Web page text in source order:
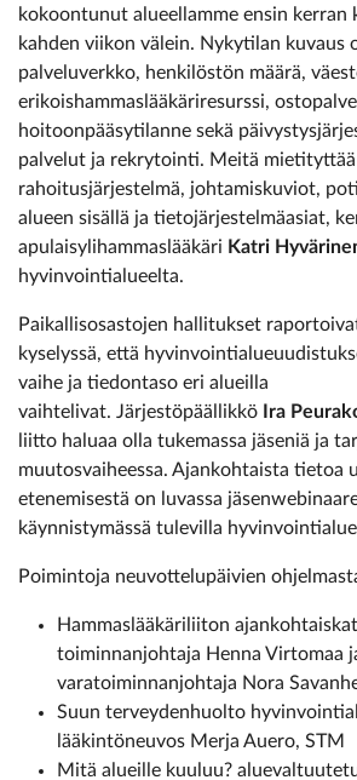
kokoontunut alueellamme ensin kerran
kahden viikon välein. Nykytilan kuvaus
palveluverkko, henkilöstön määrä,
erikoishammaslääkäriresurssi,
hoitoonpääsytilanne sekä
palvelut ja rekrytointi. Meitä mietityttää
rahoitusjärjestelmä, johtamiskuviot,
alueen sisällä ja tietojärjestelmäasiat,
apulaisylihammaslääkäri Katri
hyvinvointialueelta.
Paikallisosastojen hallitukset
kyselyssä, että
vaihe ja tiedontaso eri alueilla
vaihtelivat. Järjestöpäällikkö Ira
liitto haluaa olla tukemassa jäseniä ja
muutosvaiheessa. Ajankohtaista tietoa
etenemisestä on luvassa
käynnistymässä tulevilla
Poimintoja neuvottelupäivien
Hammaslääkäriliiton
toiminnanjohtaja Henna Virtomaa
varatoiminnanjohtaja Nora
Suun terveydenhuolto
lääkintöneuvos Merja Auero, STM
Mitä alueille kuuluu?